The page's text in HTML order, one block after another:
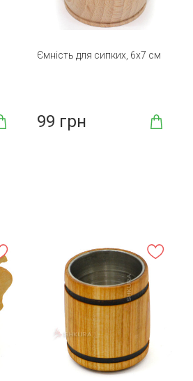
Ємність для сипких, 6х7 см
99 грн